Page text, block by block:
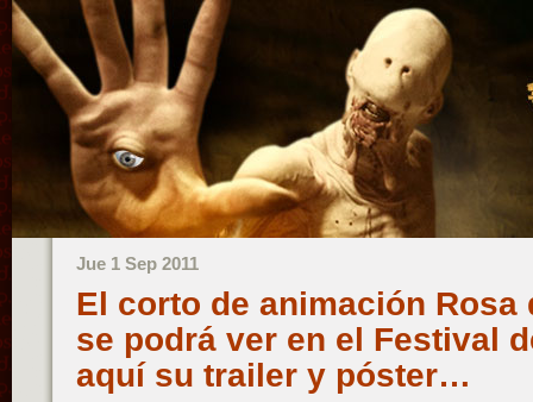
Jue 1 Sep 2011
El corto de animación Rosa
se podrá ver en el Festival
aquí su trailer y póster…